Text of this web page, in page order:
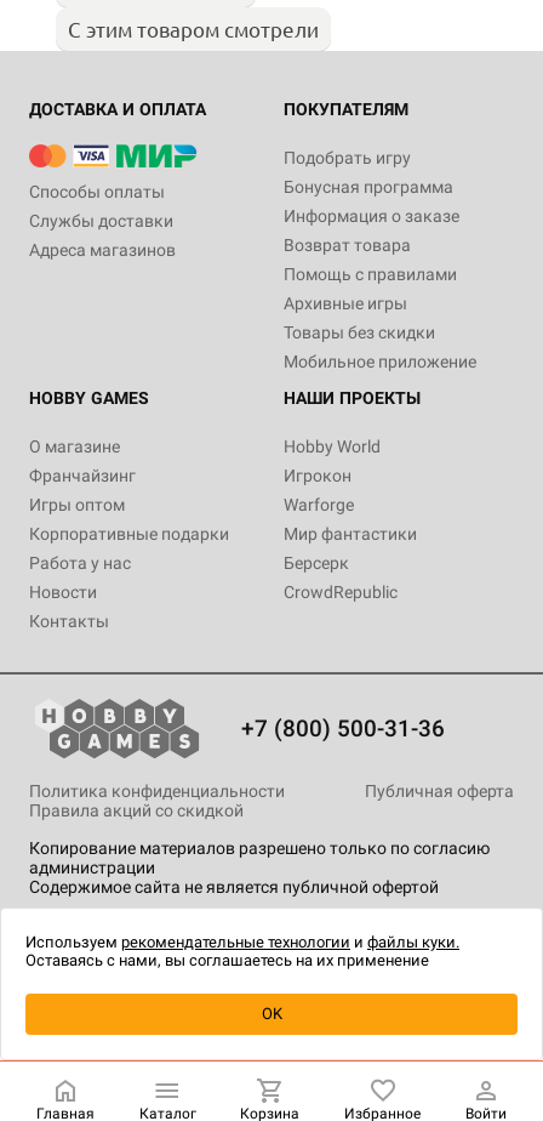
Уведомить о наличии
С этим товаром смотрели
ДОСТАВКА И ОПЛАТА
Способы оплаты
Службы доставки
Адреса магазинов
ПОКУПАТЕЛЯМ
Подобрать игру
Бонусная программа
Информация о заказе
Возврат товара
Помощь с правилами
Архивные игры
Товары без скидки
Мобильное приложение
HOBBY GAMES
О магазине
Франчайзинг
Игры оптом
Корпоративные подарки
Работа у нас
Новости
Контакты
НАШИ ПРОЕКТЫ
Hobby World
Игрокон
Warforge
Мир фантастики
Берсерк
CrowdRepublic
+7 (800) 500-31-36
Копирование материалов разрешено только по согласию
администрации
Содержимое сайта не является публичной офертой
Политика конфиденциальности
Публичная оферта
Правила акций со скидкой
технологии.
Главная Каталог Корзина Избранное Войти
Используем рекомендательные технологии и файлы куки.
Оставаясь с нами, вы соглашаетесь на их применение
OK